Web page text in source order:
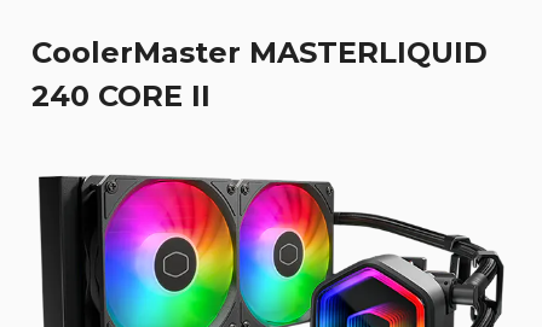
CoolerMaster MASTERLIQUID
240 CORE II